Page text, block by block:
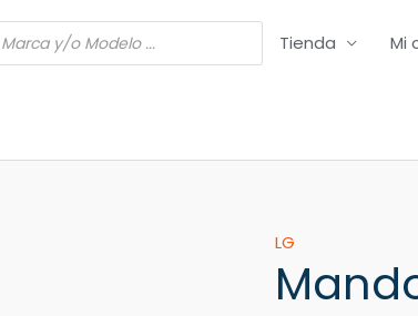
Tienda Mi
LG
Mando
para
TV